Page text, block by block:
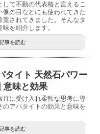
て不動の代表格と言えるこ
像の目などにも使われてきた
されてきました。そんなタ
を紹介します。
事を読む
タイト 天然石パワー
意味と効果
直に受け入れ柔軟な思考に導
のアパタイトの効果と意味を
事を読む